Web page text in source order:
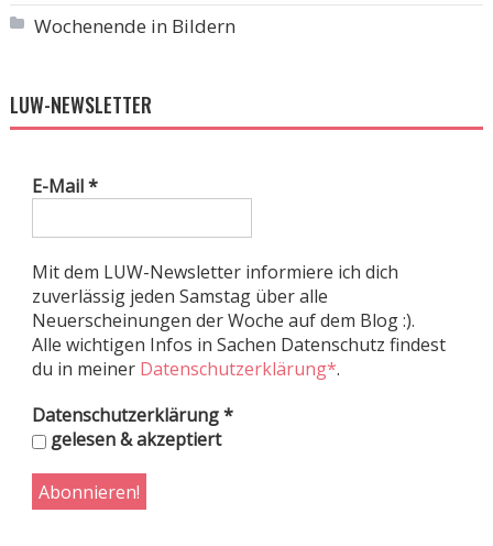
Wochenende in Bildern
LUW-NEWSLETTER
E-Mail*
Mit dem LUW-Newsletter informiere ich dich
zuverlässig jeden Samstag über alle
Neuerscheinungen der Woche auf dem Blog :).
Alle wichtigen Infos in Sachen Datenschutz findest
du in meiner Datenschutzerklärung*.
Datenschutzerklärung*
gelesen & akzeptiert